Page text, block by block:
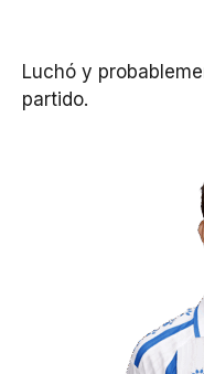
Luchó y
partido.